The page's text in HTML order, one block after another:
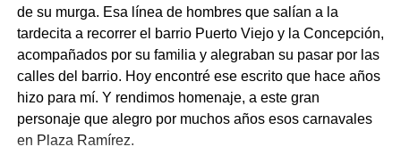
de su murga. Esa línea de hombres que salían a la
tardecita a recorrer el barrio Puerto Viejo y la Concepción,
acompañados por su familia y alegraban su pasar por las
calles del barrio. Hoy encontré ese escrito que hace años
hizo para mí. Y rendimos homenaje, a este gran
personaje que alegro por muchos años esos carnavales
en Plaza Ramírez.